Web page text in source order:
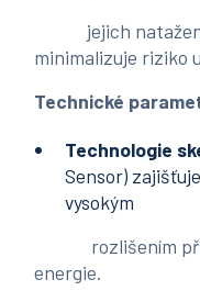
jejich
minimalizuje riziko
Technické
Technologie
Sensor)
vysokým
rozlišením při
energie.